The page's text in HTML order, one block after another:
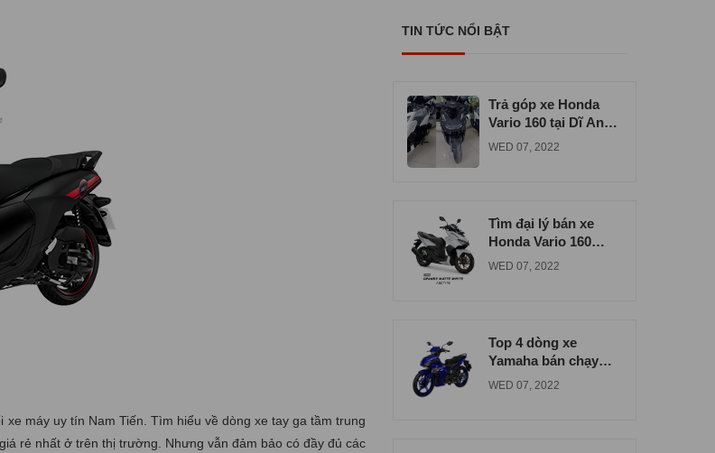
máy uy tín Nam Tiến. Tìm hiểu về dòng xe tay ga tầm trung
rẻ nhất ở trên thị trường. Nhưng vẫn đảm bảo có đầy đủ các
TIN TỨC NỔI BẬT
Trả góp xe Honda
Vario 160 tại Dĩ An
uy tín chất lượng
WED 07, 2022
Tìm đại lý bán xe
Honda Vario 160
đúng giá tại Bình
WED 07, 2022
Top 4 dòng xe
Yamaha bán chạy
nhất tại xe máy Nam
WED 07, 2022